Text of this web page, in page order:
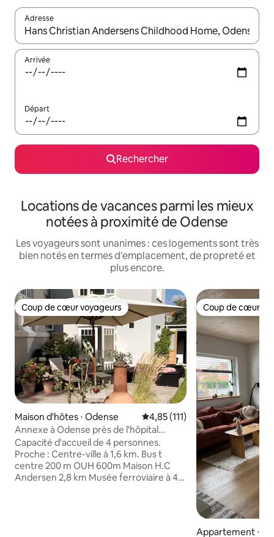
Adresse
Lorsque les résultats s'affichent, utilisez les flèches vers le
Arrivée
Départ
Rechercher
Locations de vacances parmi les mieux
notées à proximité de Odense
Les voyageurs sont unanimes : ces logements sont très
bien notés en termes d'emplacement, de propreté et
plus encore.
Coup de cœur voyageurs
Coup de cœur voyageurs
Maison d'hôtes ⋅ Odense Évaluation moyenne sur la
4,85 (111)
Annexe à Odense près de l'hôpital
universitaire d'Odense et du centre 4
couchages
Capacité d'accueil de 4 personnes.
Proche : Centre-ville à 1,6 km. Bus t
centre 200 m OUH 600m Maison H.C
Andersen 2,8 km Musée ferroviaire à 4
Coup de cœur
Coup de cœur
Appartement ⋅